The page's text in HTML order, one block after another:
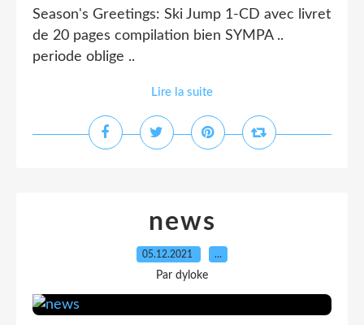
Season's Greetings: Ski Jump 1-CD avec livret
de 20 pages compilation bien SYMPA ..
periode oblige ..
Lire la suite
news
05.12.2021 …
Par dyloke